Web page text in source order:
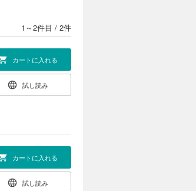
1～2件目 / 2件
カートに入れる
試し読み
カートに入れる
試し読み